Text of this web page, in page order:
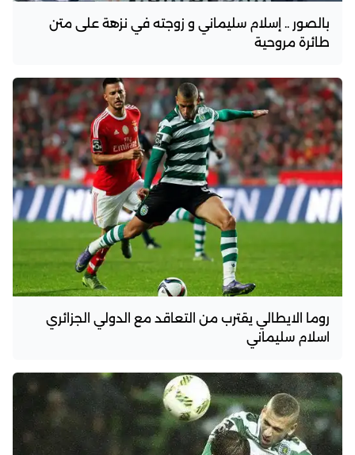
‫‏بالصور .. إسلام سليماني‬ و زوجته في نزهة على متن
طائرة مروحية
روما الايطالي يقترب من التعاقد مع الدولي الجزائري
اسلام سليماني